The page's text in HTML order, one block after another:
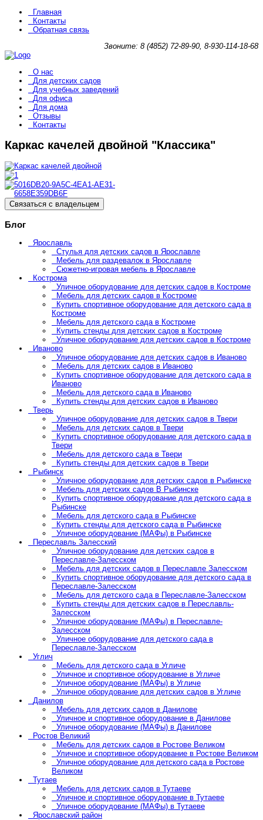
Главная
Контакты
Обратная связь
Звоните: 8 (4852) 72-89-90, 8-930-114-18-68
О нас
Для детских садов
Для учебных заведений
Для офиса
Для дома
Отзывы
Контакты
Каркас качелей двойной "Классика"
Связаться с владельцем
Блог
Ярославль
Стулья для детских садов в Ярославле
Мебель для раздевалок в Ярославле
Сюжетно-игровая мебель в Ярославле
Кострома
Уличное оборудование для детских садов в Костроме
Мебель для детских садов в Костроме
Купить спортивное оборудование для детского сада в
Костроме
Мебель для детского сада в Костроме
Купить стенды для детских садов в Костроме
Уличное оборудование для детских садов в Костроме
Иваново
Уличное оборудование для детских садов в Иваново
Мебель для детских садов в Иваново
Купить спортивное оборудование для детского сада в
Иваново
Мебель для детского сада в Иваново
Купить стенды для детских садов в Иваново
Тверь
Уличное оборудование для детских садов в Твери
Мебель для детских садов в Твери
Купить спортивное оборудование для детского сада в
Твери
Мебель для детского сада в Твери
Купить стенды для детских садов в Твери
Рыбинск
Уличное оборудование для детских садов в Рыбинске
Мебель для детских садов В Рыбинске
Купить спортивное оборудование для детского сада в
Рыбинске
Мебель для детского сада в Рыбинске
Купить стенды для детского сада в Рыбинске
Уличное оборудование (МАФы) в Рыбинске
Переславль Залесский
Уличное оборудование для детских садов в
Переславле-Залесском
Мебель для детских садов в Переславле Залесском
Купить спортивное оборудование для детского сада в
Переславле-Залесском
Мебель для детского сада в Переславле-Залесском
Купить стенды для детских садов в Переславль-
Залесском
Уличное оборудование (МАФы) в Переславле-
Залесском
Уличное оборудование для детского сада в
Переславле-Залесском
Углич
Мебель для детского сада в Угличе
Уличное и спортивное оборудование в Угличе
Уличное оборудование (МАФы) в Угличе
Уличное оборудование для детских садов в Угличе
Данилов
Мебель для детских садов в Данилове
Уличное и спортивное оборудование в Данилове
Уличное оборудование (МАФы) в Данилове
Ростов Великий
Мебель для детских садов в Ростове Великом
Уличное и спортивное оборудование в Ростове Великом
Уличное оборудование для детского сада в Ростове
Великом
Тутаев
Мебель для детских садов в Тутаеве
Уличное и спортивное оборудование в Тутаеве
Уличное оборудование (МАФы) в Тутаеве
Ярославский район